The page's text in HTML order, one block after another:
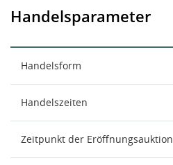
Handelsparameter
Handelsform
Handelszeiten
Zeitpunkt der Eröffnungsauktion